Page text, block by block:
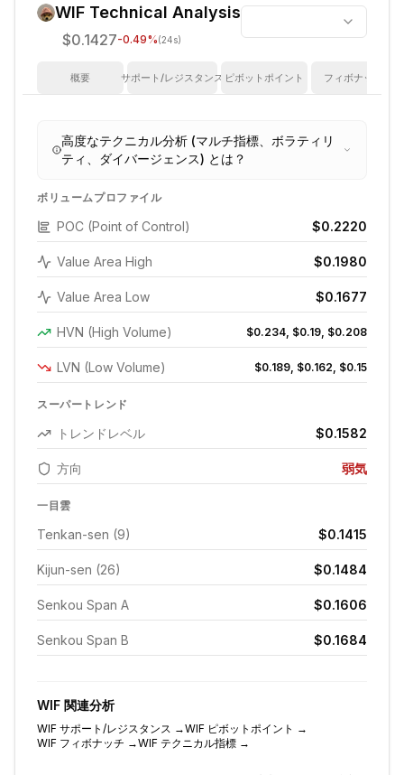
WIF Technical Analysis
$0.1427-0.49%(24s)
概要 サポート/レジスタンス ピボットポイント フィボナッチ
高度なテクニカル分析 (マルチ指標、ボラティリ
ティ、ダイバージェンス) とは？
ボリュームプロファイル
POC (Point of Control) $0.2220
Value Area High $0.1980
Value Area Low $0.1677
HVN (High Volume) $0.234, $0.19, $0.208
LVN (Low Volume) $0.189, $0.162, $0.15
スーパートレンド
トレンドレベル $0.1582
方向 弱気
一目雲
Tenkan-sen (9) $0.1415
Kijun-sen (26) $0.1484
Senkou Span A $0.1606
Senkou Span B $0.1684
WIF 関連分析
WIF サポート/レジスタンス →WIF ピボットポイント →
WIF フィボナッチ →WIF テクニカル指標 →